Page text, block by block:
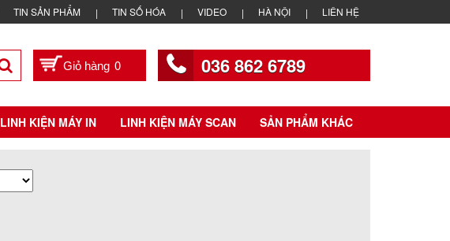
TIN SẢN PHẨM TIN SỐ HÓA VIDEO HÀ NỘI LIÊN HỆ
0 036 862 6789
LINH KIỆN MÁY IN LINH KIỆN MÁY SCAN SẢN PHẨM KHÁC